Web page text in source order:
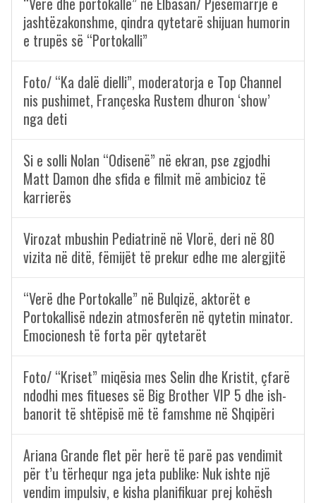
jashtëzakonshme, qindra qytetarë shijuan humorin
e trupës së “Portokalli”
Foto/ “Ka dalë dielli”, moderatorja e Top Channel
nis pushimet, Françeska Rustem dhuron ‘show’
nga deti
Si e solli Nolan “Odisenë” në ekran, pse zgjodhi
Matt Damon dhe sfida e filmit më ambicioz të
karrierës
Virozat mbushin Pediatrinë në Vlorë, deri në 80
vizita në ditë, fëmijët të prekur edhe me alergjitë
“Verë dhe Portokalle” në Bulqizë, aktorët e
Portokallisë ndezin atmosferën në qytetin minator.
Emocionesh të forta për qytetarët
Foto/ “Kriset” miqësia mes Selin dhe Kristit, çfarë
ndodhi mes fitueses së Big Brother VIP 5 dhe ish-
banorit të shtëpisë më të famshme në Shqipëri
Ariana Grande flet për herë të parë pas vendimit
për t’u tërhequr nga jeta publike: Nuk ishte një
vendim impulsiv, e kisha planifikuar prej kohësh